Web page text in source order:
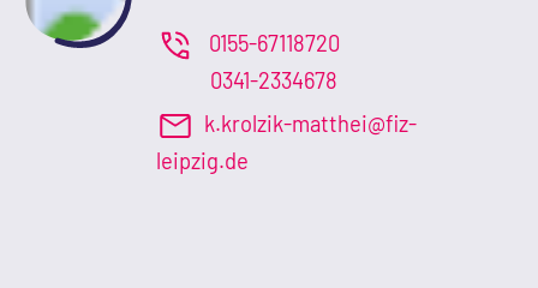
0155-67118720
0341-2334678
k.krolzik-matthei@fiz-
leipzig.de